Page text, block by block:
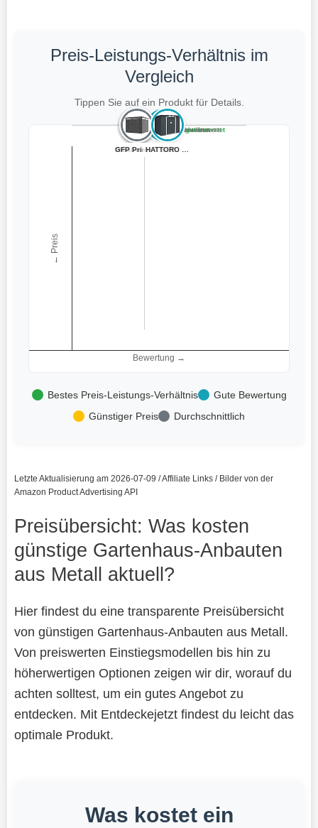
Preis-Leistungs-Verhältnis im
Vergleich
Tippen Sie auf ein Produkt für Details.
Bewertung →
← Preis
Teuer, gut bewertet
Teuer, schlecht bewertet
Preiswert, gut bewertet
Preiswert, schlecht bewertet
4×8 FT Metall G...
HATTORO S250 Me...
Outsunny Metall... GARDEBRUK® Gerä...
Juskys Gerätesc...Albatros Geräte...
GFP Primeyard G...
Bestes Preis-Leistungs-Verhältnis
Gute Bewertung
Günstiger Preis
Durchschnittlich
Letzte Aktualisierung am 2026-07-09 / Affiliate Links / Bilder von der
Amazon Product Advertising API
Preisübersicht: Was kosten
günstige Gartenhaus-Anbauten
aus Metall aktuell?
Hier findest du eine transparente Preisübersicht
von günstigen Gartenhaus-Anbauten aus Metall.
Von preiswerten Einstiegsmodellen bis hin zu
höherwertigen Optionen zeigen wir dir, worauf du
achten solltest, um ein gutes Angebot zu
entdecken. Mit Entdeckejetzt findest du leicht das
optimale Produkt.
Was kostet ein